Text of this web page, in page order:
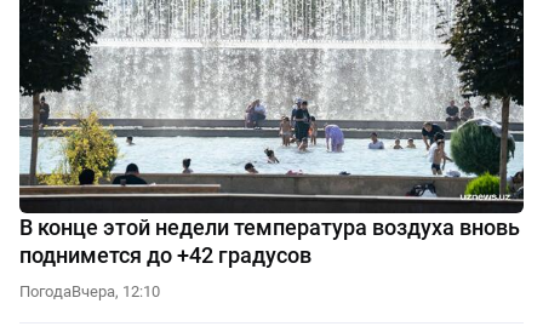
В конце этой недели температура воздуха вновь
поднимется до +42 градусов
ПогодаВчера, 12:10